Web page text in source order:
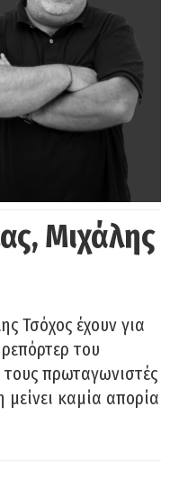
Μιχάλης
Τσόχος έχουν για
του
πρωταγωνιστές
μείνει καμία απορία